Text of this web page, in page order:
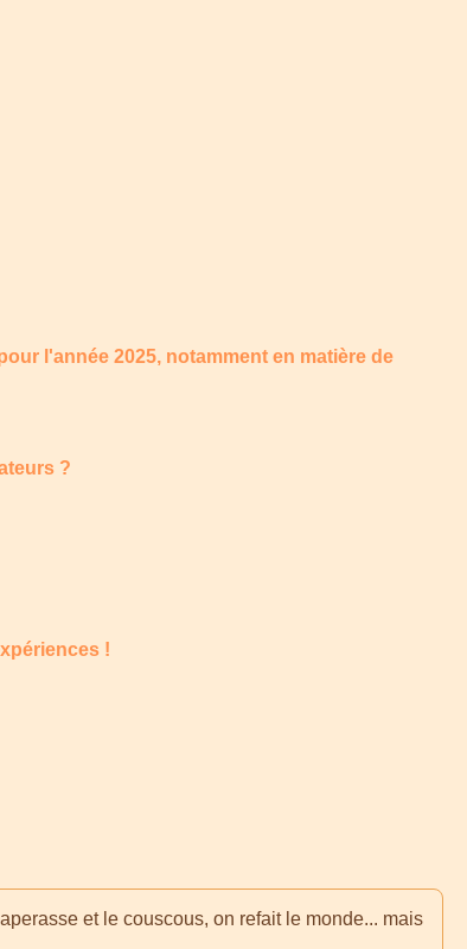
l'année 2025, notamment en matière de
?
!
et le couscous, on refait le monde... mais